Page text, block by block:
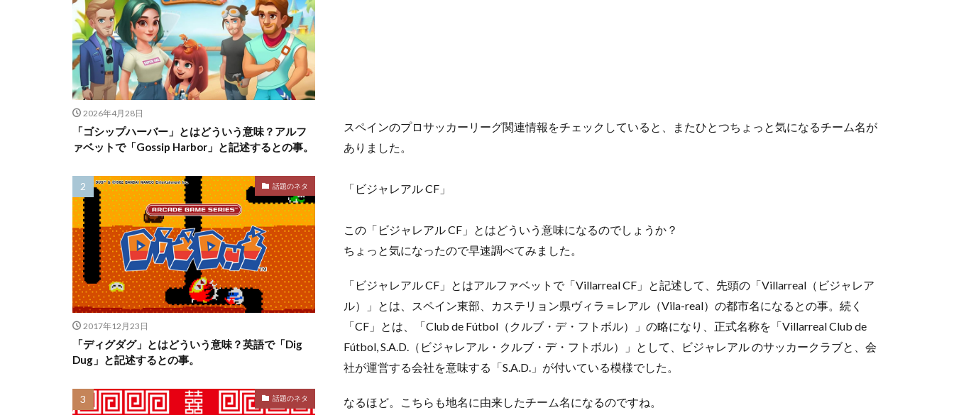
スペインのプロサッカーリーグ関連情報をチェックしていると、またひとつちょっと気になるチーム名が
ありました。
「ビジャレアル CF」
この「ビジャレアル CF」とはどういう意味になるのでしょうか？
ちょっと気になったので早速調べてみました。
「ビジャレアル CF」とはアルファベットで「Villarreal CF」と記述して、先頭の「Villarreal（ビジャレア
ル）」とは、スペイン東部、カステリョン県ヴィラ＝レアル（Vila-real）の都市名になるとの事。続く
「CF」とは、「Club de Fútbol（クルブ・デ・フトボル）」の略になり、正式名称を「Villarreal Club de
Fútbol, S.A.D.（ビジャレアル・クルブ・デ・フトボル）」として、ビジャレアル のサッカークラブと、会
社が運営する会社を意味する「S.A.D.」が付いている模様でした。
なるほど。こちらも地名に由来したチーム名になるのですね。
2026年4月28日
「ゴシップハーバー」とはどういう意味？アルフ
ァベットで「Gossip Harbor」と記述するとの事。
話題のネタ
2017年12月23日
「ディグダグ」とはどういう意味？英語で「Dig
Dug」と記述するとの事。
話題のネタ